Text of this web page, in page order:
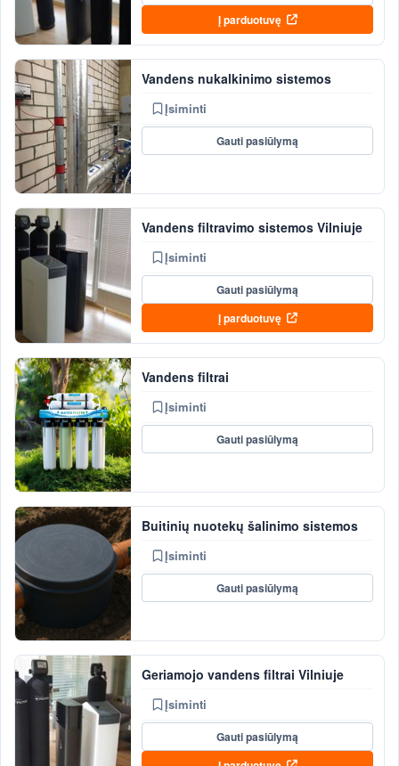
Į parduotuvę
Vandens nukalkinimo sistemos
Įsiminti
Gauti pasiūlymą
Vandens filtravimo sistemos Vilniuje
Įsiminti
Gauti pasiūlymą
Į parduotuvę
Vandens filtrai
Įsiminti
Gauti pasiūlymą
Buitinių nuotekų šalinimo sistemos
Įsiminti
Gauti pasiūlymą
Geriamojo vandens filtrai Vilniuje
Įsiminti
Gauti pasiūlymą